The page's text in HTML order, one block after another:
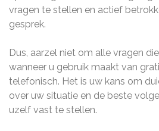
vragen te stellen en actief
gesprek.
Dus, aarzel niet om alle vragen
wanneer u gebruik maakt van
telefonisch. Het is uw kans om
over uw situatie en de beste
uzelf vast te stellen.